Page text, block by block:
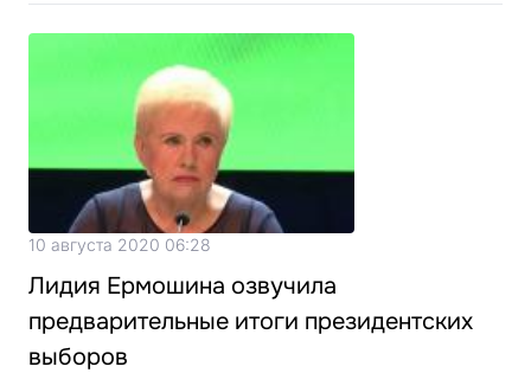
10 августа 2020 06:28
Лидия Ермошина озвучила
предварительные итоги президентских
выборов